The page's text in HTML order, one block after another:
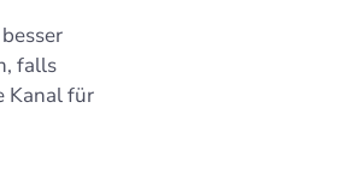
falls
Kanal für